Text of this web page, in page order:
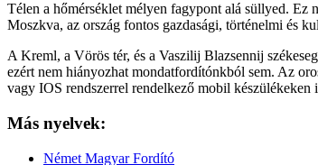
Télen a hőmérséklet mélyen fagypont alá süllyed. Ez
Moszkva, az ország fontos gazdasági, történelmi és
A Kreml, a Vörös tér, és a Vaszilij Blazsennij
ezért nem hiányozhat mondatfordítónkból sem. Az
vagy IOS rendszerrel rendelkező mobil készülékeken
Más nyelvek:
Német Magyar Fordító